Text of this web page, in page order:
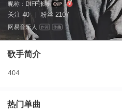
昵称： DIFF张毅
关注 40 粉丝 2107
网易音乐人 作词 作曲
歌手简介
404
热门单曲